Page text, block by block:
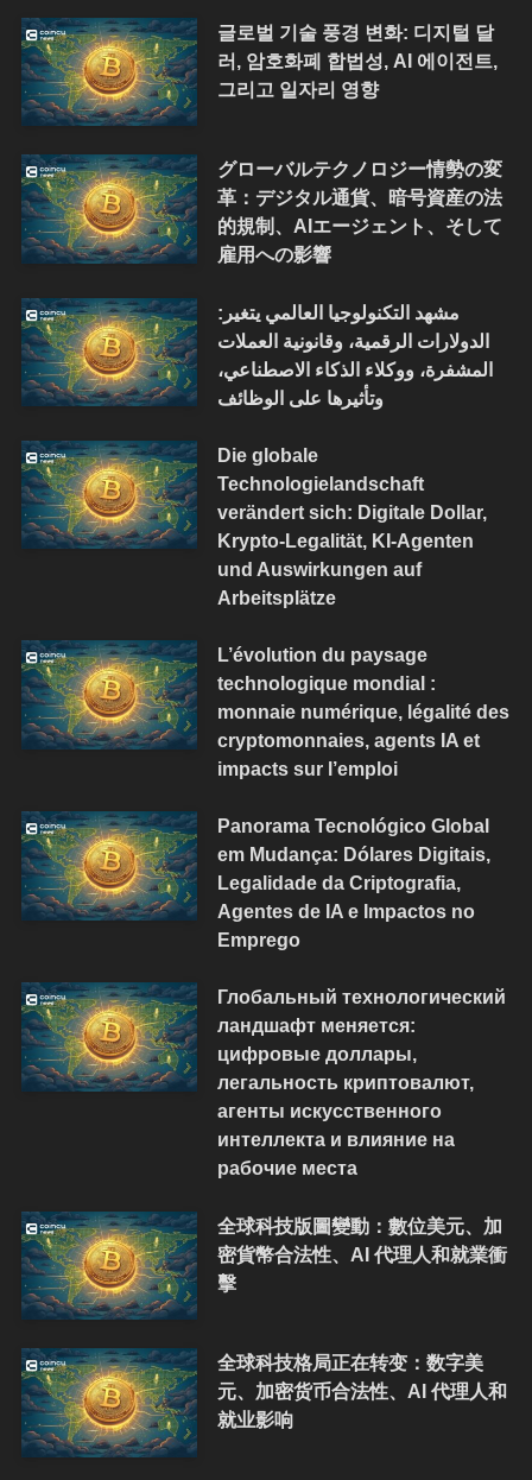
글로벌 기술 풍경 변화: 디지털 달
러, 암호화폐 합법성, AI 에이전트,
그리고 일자리 영향
グローバルテクノロジー情勢の変
革：デジタル通貨、暗号資産の法
的規制、AIエージェント、そして
雇用への影響
مشهد التكنولوجيا العالمي يتغير:
الدولارات الرقمية، وقانونية العملات
المشفرة، ووكلاء الذكاء الاصطناعي،
وتأثيرها على الوظائف
Die globale
Technologielandschaft
verändert sich: Digitale Dollar,
Krypto-Legalität, KI-Agenten
und Auswirkungen auf
Arbeitsplätze
L’évolution du paysage
technologique mondial :
monnaie numérique, légalité des
cryptomonnaies, agents IA et
impacts sur l’emploi
Panorama Tecnológico Global
em Mudança: Dólares Digitais,
Legalidade da Criptografia,
Agentes de IA e Impactos no
Emprego
Глобальный технологический
ландшафт меняется:
цифровые доллары,
легальность криптовалют,
агенты искусственного
интеллекта и влияние на
рабочие места
全球科技版圖變動：數位美元、加
密貨幣合法性、AI 代理人和就業衝
擊
全球科技格局正在转变：数字美
元、加密货币合法性、AI 代理人和
就业影响